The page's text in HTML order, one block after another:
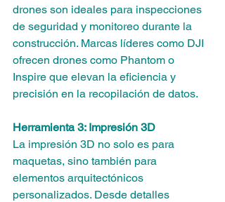
drones son ideales para inspecciones
de seguridad y monitoreo durante la
construcción. Marcas líderes como DJI
ofrecen drones como Phantom o
Inspire que elevan la eficiencia y
precisión en la recopilación de datos.
Herramienta 3: Impresión 3D
La impresión 3D no solo es para
maquetas, sino también para
elementos arquitectónicos
personalizados. Desde detalles